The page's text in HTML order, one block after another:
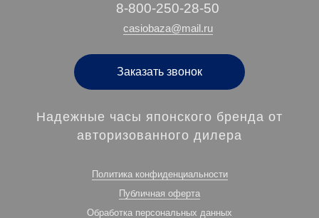
‭8-800-250-28-50
casiobaza@mail.ru
Заказать звонок
Надежные часы японского бренда от
авторизованного дилера
Политика конфиденциальности
Публичная оферта
Обработка персональных данных